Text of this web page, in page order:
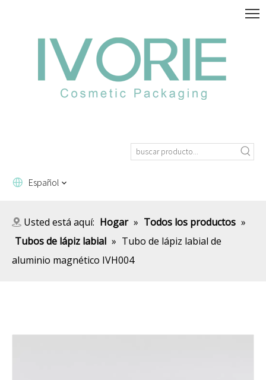
Español
Usted está aquí: Hogar » Todos los productos »
Tubos de lápiz labial » Tubo de lápiz labial de
aluminio magnético IVH004